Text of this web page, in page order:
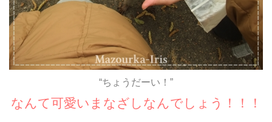
“ちょうだーい！”
なんて可愛いまなざしなんでしょう！！！